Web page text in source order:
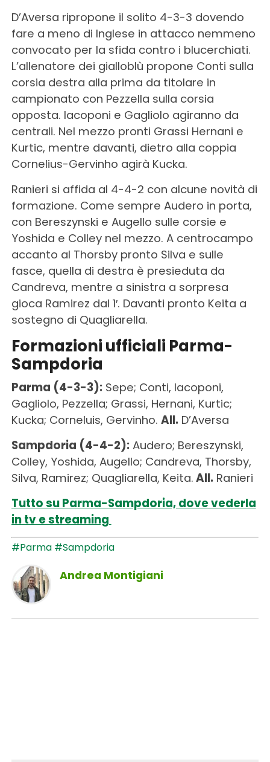
D’Aversa ripropone il solito 4-3-3 dovendo
fare a meno di Inglese in attacco nemmeno
convocato per la sfida contro i blucerchiati.
L’allenatore dei gialloblù propone Conti sulla
corsia destra alla prima da titolare in
campionato con Pezzella sulla corsia
opposta. Iacoponi e Gagliolo agiranno da
centrali. Nel mezzo pronti Grassi Hernani e
Kurtic, mentre davanti, dietro alla coppia
Cornelius-Gervinho agirà Kucka.
Ranieri si affida al 4-4-2 con alcune novità di
formazione. Come sempre Audero in porta,
con Bereszynski e Augello sulle corsie e
Yoshida e Colley nel mezzo. A centrocampo
accanto al Thorsby pronto Silva e sulle
fasce, quella di destra è presieduta da
Candreva, mentre a sinistra a sorpresa
gioca Ramirez dal 1′. Davanti pronto Keita a
sostegno di Quagliarella.
Formazioni ufficiali Parma-
Sampdoria
Parma (4-3-3):Sepe; Conti, Iacoponi,
Gagliolo, Pezzella; Grassi, Hernani, Kurtic;
Kucka; Corneluis, Gervinho. All. D’Aversa
Sampdoria (4-4-2):Audero; Bereszynski,
Colley, Yoshida, Augello; Candreva, Thorsby,
Silva, Ramirez; Quagliarella, Keita. All. Ranieri
Tutto su Parma-Sampdoria, dove vederla
in tv e streaming
#Parma #Sampdoria
Andrea Montigiani